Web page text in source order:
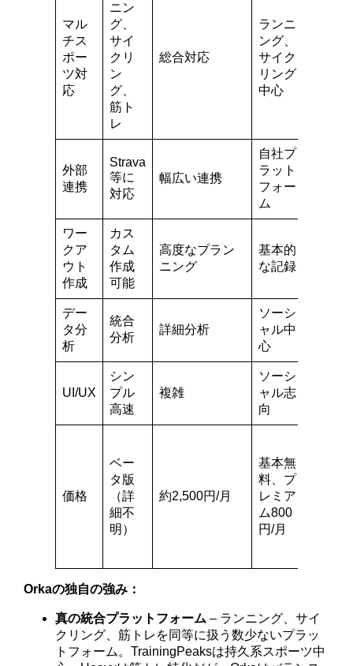
マル
チス
ポー
ツ対
応
ニン
グ、
サイ
クリ
ン
グ、
筋ト
レ
総合対応
ランニ
ング、
サイク
リング
中心
外部
連携
Strava
等に
対応
幅広い連携
自社プ
ラット
フォー
ム
ワー
クア
ウト
作成
カス
タム
作成
可能
高度なプラン
ニング
基本的
な記録
デー
タ分
析
統合
分析
詳細分析
ソーシ
ャル中
心
UI/UX
シン
プル
高速
複雑
ソーシ
ャル志
向
価格
ベー
タ版
（詳
細不
明）
約2,500円/月
基本無
料、プ
レミア
ム800
円/月
Orkaの独自の強み：
真の統合プラットフォーム – ランニング、サイ
クリング、筋トレを同等に扱う数少ないプラッ
トフォーム。TrainingPeaksは持久系スポーツ中